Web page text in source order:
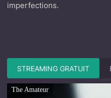
imperfections.
STREAMING GRATUIT
The Amateur